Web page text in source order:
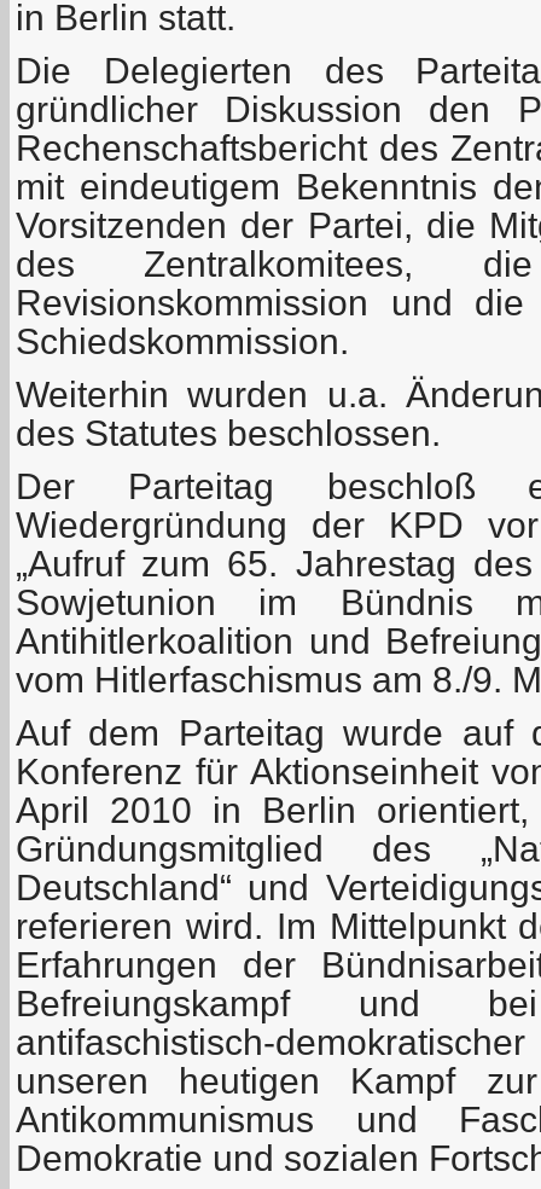
in Berlin statt.
Die Delegierten des
gründlicher Diskussion den
Rechenschaftsbericht des
mit eindeutigem Bekenntnis
Vorsitzenden der Partei, die
des Zentralkomitees,
Revisionskommission und
Schiedskommission.
Weiterhin wurden u.a.
des Statutes beschlossen.
Der Parteitag beschloß
Wiedergründung der KPD
„Aufruf zum 65. Jahrestag
Sowjetunion im Bündnis
Antihitlerkoalition und
vom Hitlerfaschismus am 8./9.
Auf dem Parteitag wurde auf
Konferenz für Aktionseinheit
April 2010 in Berlin
Gründungsmitglied des
Deutschland“ und
referieren wird. Im Mittelpunkt
Erfahrungen der
Befreiungskampf und
antifaschistisch-
unseren heutigen Kampf
Antikommunismus und
Demokratie und sozialen